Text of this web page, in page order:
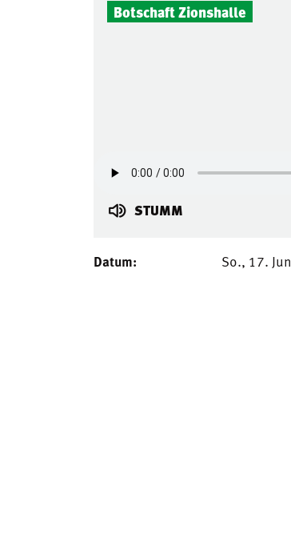
Botschaft Zionshalle
STUMM
Datum: So., 17.